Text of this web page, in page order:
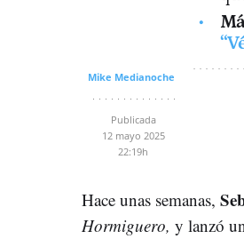
Mike Medianoche
Publicada
12 mayo 2025
22:19h
Hace unas semanas,
Hormiguero, y lanzó